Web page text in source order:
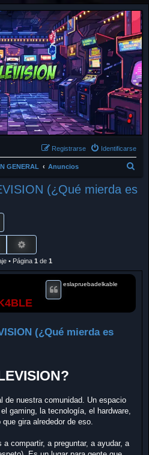
Identificarse
Registrarse
GENERAL Anuncios
s
(¿Qué mierda es
Buscar
• Página 1 de 1
(¿Qué mierda es
eslapruebadelkable
de nuestra comunidad. Un espacio
gaming, la tecnología, el hardware,
gira alrededor de eso.
compartir, a preguntar, a ayudar, a